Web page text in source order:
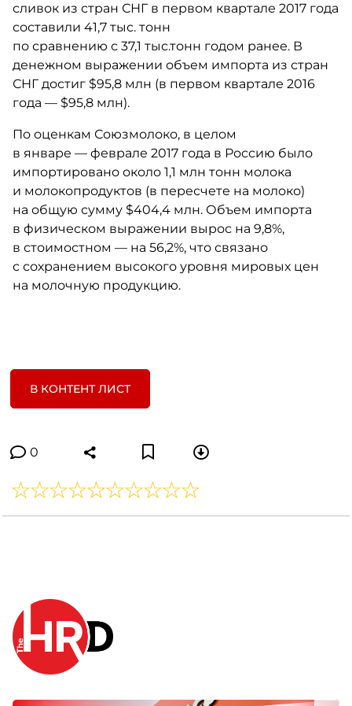
сливок из стран СНГ в первом квартале 2017 года
составили 41,7 тыс. тонн
по сравнению с 37,1 тыс.тонн годом ранее. В
денежном выражении объем импорта из стран
СНГ достиг $95,8 млн (в первом квартале 2016
года — $95,8 млн).
По оценкам Союзмолоко, в целом
в январе — феврале 2017 года в Россию было
импортировано около 1,1 млн тонн молока
и молокопродуктов (в пересчете на молоко)
на общую сумму $404,4 млн. Объем импорта
в физическом выражении вырос на 9,8%,
в стоимостном — на 56,2%, что связано
с сохранением высокого уровня мировых цен
на молочную продукцию.
В КОНТЕНТ ЛИСТ
0